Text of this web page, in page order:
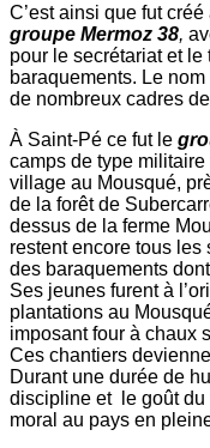
C’est ainsi que fut
groupe Mermoz 38,
pour le secrétariat et
baraquements. Le
de nombreux cadres de
À Saint-Pé ce fut le
camps de type
village au Mousqué,
de la forêt de
dessus de la ferme
restent encore tous
des baraquements
Ses jeunes furent à
plantations au
imposant four à chaux
Ces chantiers
Durant une durée de
discipline et
le goût
moral au pays en